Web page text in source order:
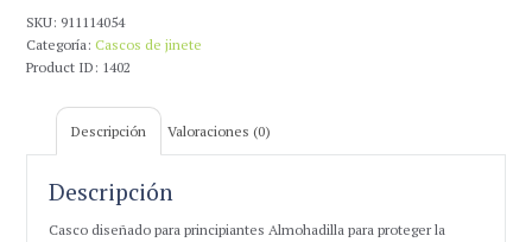
Terciopelo
cantidad
SKU: 911114054
Categoría: Cascos de jinete
Product ID: 1402
Descripción Valoraciones (0)
Descripción
Casco diseñado para principiantes Almohadilla para proteger la